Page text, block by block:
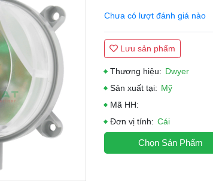
Chưa có lượt đánh giá nào
Lưu sản phẩm
Thương hiệu: Dwyer
Sản xuất tại: Mỹ
Mã HH:
Đơn vị tính: Cái
Chọn Sản Phẩm